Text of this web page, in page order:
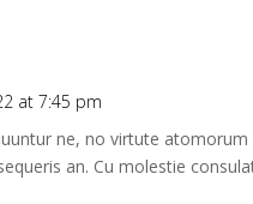
at 7:45 pm
ne, no virtute atomorum
an. Cu molestie